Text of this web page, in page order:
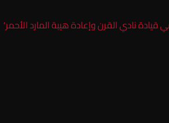
قيادة نادي القرن وإعادة هيبة المارد الأحمر’